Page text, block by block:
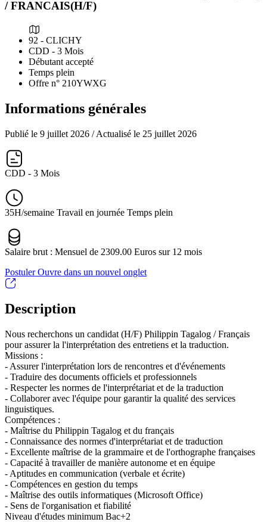
/ FRANCAIS(H/F)
92 - CLICHY
CDD - 3 Mois
Débutant accepté
Temps plein
Offre n° 210YWXG
Informations générales
Publié le 9 juillet 2026 / Actualisé le 25 juillet 2026
CDD - 3 Mois
35H/semaine Travail en journée Temps plein
Salaire brut : Mensuel de 2309.00 Euros sur 12 mois
PostulerOuvre dans un nouvel onglet
Description
Nous recherchons un candidat (H/F) Philippin Tagalog / Français
pour assurer la l'interprétation des entretiens et la traduction.
Missions :
- Assurer l'interprétation lors de rencontres et d'événements
- Traduire des documents officiels et professionnels
- Respecter les normes de l'interprétariat et de la traduction
- Collaborer avec l'équipe pour garantir la qualité des services
linguistiques.
Compétences :
- Maîtrise du Philippin Tagalog et du français
- Connaissance des normes d'interprétariat et de traduction
- Excellente maîtrise de la grammaire et de l'orthographe françaises
- Capacité à travailler de manière autonome et en équipe
- Aptitudes en communication (verbale et écrite)
- Compétences en gestion du temps
- Maîtrise des outils informatiques (Microsoft Office)
- Sens de l'organisation et fiabilité
Niveau d'études minimum Bac+2